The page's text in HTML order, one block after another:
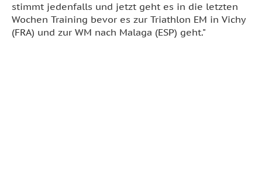
stimmt jedenfalls und jetzt geht es in die letzten
Wochen Training bevor es zur Triathlon EM in Vichy
(FRA) und zur WM nach Malaga (ESP) geht."